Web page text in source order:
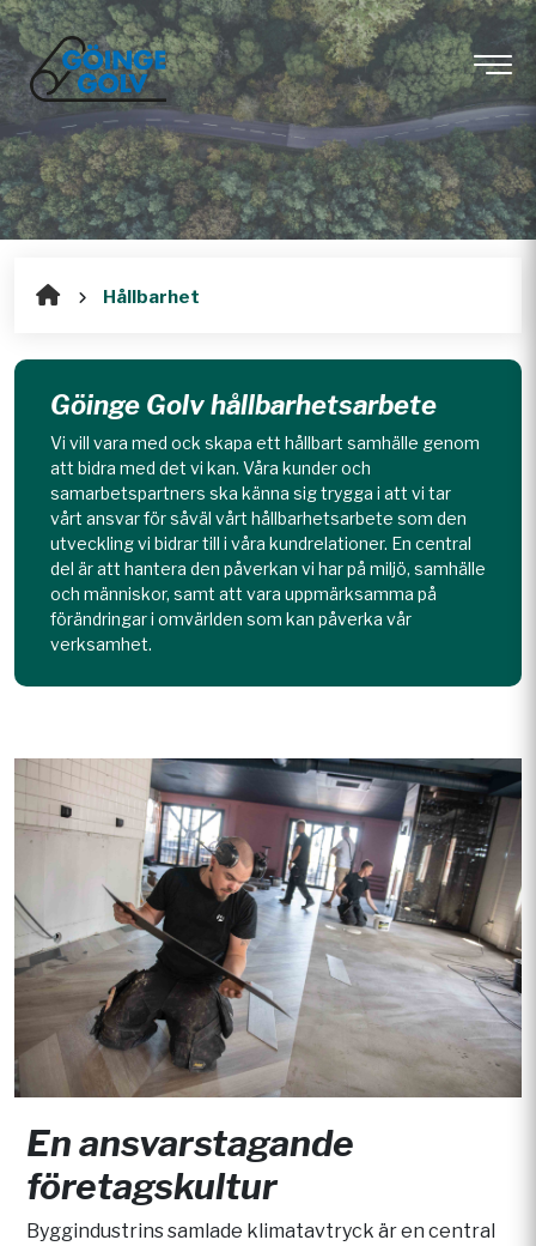
Hållbarhet
Göinge Golv hållbarhetsarbete
Vi vill vara med ock skapa ett hållbart samhälle genom
att bidra med det vi kan. Våra kunder och
samarbetspartners ska känna sig trygga i att vi tar
vårt ansvar för såväl vårt hållbarhetsarbete som den
utveckling vi bidrar till i våra kundrelationer. En central
del är att hantera den påverkan vi har på miljö, samhälle
och människor, samt att vara uppmärksamma på
förändringar i omvärlden som kan påverka vår
verksamhet.
En ansvarstagande
företagskultur
Byggindustrins samlade klimatavtryck är en central